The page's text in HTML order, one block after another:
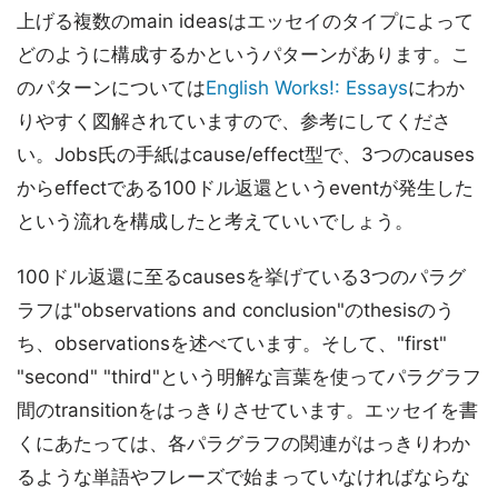
上げる複数のmain ideasはエッセイのタイプによって
どのように構成するかというパターンがあります。こ
のパターンについてはEnglish Works!: Essaysにわか
りやすく図解されていますので、参考にしてくださ
い。Jobs氏の手紙はcause/effect型で、3つのcauses
からeffectである100ドル返還というeventが発生した
という流れを構成したと考えていいでしょう。
100ドル返還に至るcausesを挙げている3つのパラグ
ラフは"observations and conclusion"のthesisのう
ち、observationsを述べています。そして、"first"
"second" "third"という明解な言葉を使ってパラグラフ
間のtransitionをはっきりさせています。エッセイを書
くにあたっては、各パラグラフの関連がはっきりわか
るような単語やフレーズで始まっていなければならな